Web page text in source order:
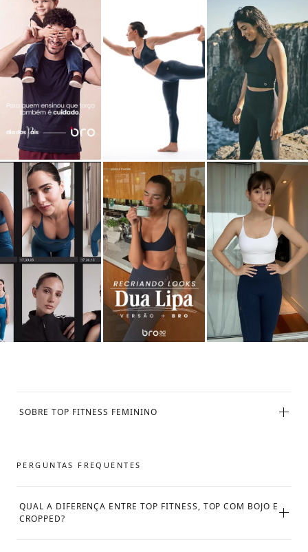
SOBRE TOP FITNESS FEMININO
PERGUNTAS FREQUENTES
QUAL A DIFERENÇA ENTRE TOP FITNESS, TOP COM BOJO E
CROPPED?